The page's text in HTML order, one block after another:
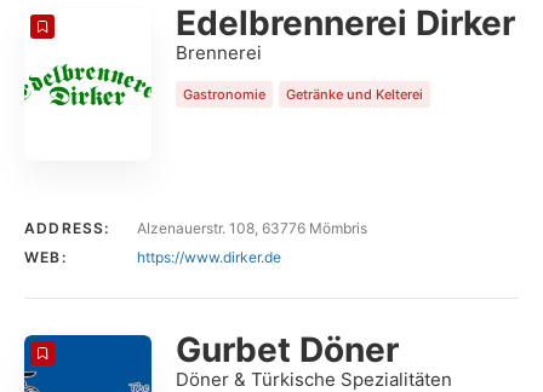
Edelbrennerei Dirker
Brennerei
Gastronomie Getränke und Kelterei
ADDRESS:
Alzenauerstr. 108, 63776 Mömbris
WEB:
https://www.dirker.de
Gurbet Döner
Döner & Türkische Spezialitäten